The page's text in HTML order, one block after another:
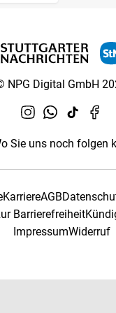
NPG Digital GmbH
Sie uns noch folgen
KarriereAGB
Barrierefreiheit
ImpressumWiderruf